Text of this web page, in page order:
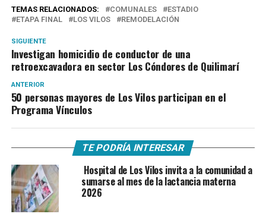
TEMAS RELACIONADOS: COMUNALES
ESTADIO
ETAPA FINAL
LOS VILOS REMODELACIÓN
SIGUIENTE
Investigan homicidio de conductor de una
retroexcavadora en sector Los Cóndores de Quilimarí
ANTERIOR
50 personas mayores de Los Vilos participan en el
Programa Vínculos
TE PODRÍA INTERESAR
Hospital de Los Vilos invita a la comunidad a
sumarse al mes de la lactancia materna
2026